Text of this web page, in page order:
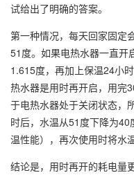
试给出了明确的答案。
第一种情况，每天回家固定
51度。如果电热水器一直开
1.615度，再加上保温24小
热水器是用时再开启，用完
于电热水器处于关闭状态，
时后，水温从51度下降为
温性能），再次使用时将水
结论是，用时再开的耗电量更